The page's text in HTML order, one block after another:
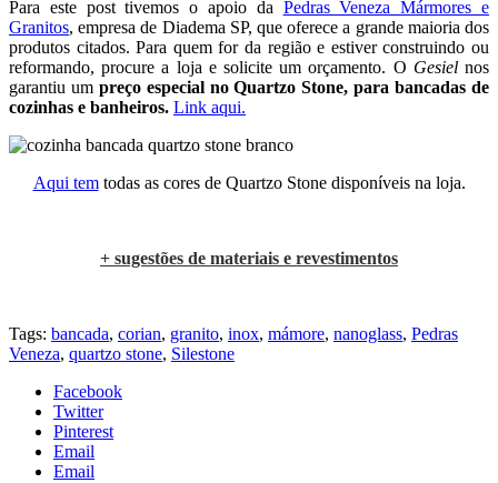
Para este post tivemos o apoio da Pedras Veneza Mármores e
Granitos, empresa de Diadema SP, que oferece a grande maioria dos
produtos citados. Para quem for da região e estiver construindo ou
reformando, procure a loja e solicite um orçamento. O Gesielnos
garantiu um preço especial no Quartzo Stone, para bancadas de
cozinhas e banheiros. Link aqui.
Aqui temtodas as cores de Quartzo Stone disponíveis na loja.
+ sugestões de materiais e revestimentos
Tags: bancada, corian, granito, inox, mámore, nanoglass, Pedras
Veneza, quartzo stone, Silestone
Facebook
Twitter
Pinterest
Email
Email